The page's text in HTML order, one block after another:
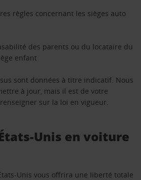
règles concernant les sièges auto
des parents ou du locataire du
enfant
sont données à titre indicatif. Nous
à jour, mais il est de votre
sur la loi en vigueur.
Unis en voiture
Unis vous offrira une liberté totale